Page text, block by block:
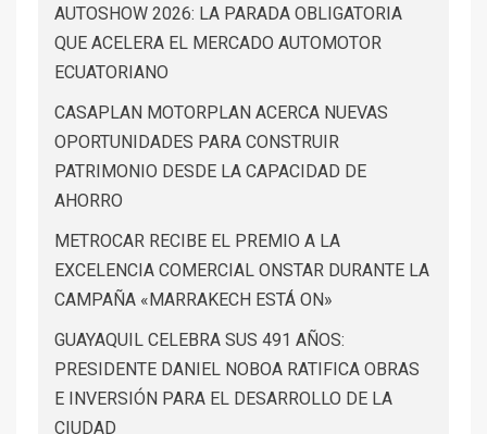
AUTOSHOW 2026: LA PARADA OBLIGATORIA
QUE ACELERA EL MERCADO AUTOMOTOR
ECUATORIANO
CASAPLAN MOTORPLAN ACERCA NUEVAS
OPORTUNIDADES PARA CONSTRUIR
PATRIMONIO DESDE LA CAPACIDAD DE
AHORRO
METROCAR RECIBE EL PREMIO A LA
EXCELENCIA COMERCIAL ONSTAR DURANTE LA
CAMPAÑA «MARRAKECH ESTÁ ON»
GUAYAQUIL CELEBRA SUS 491 AÑOS:
PRESIDENTE DANIEL NOBOA RATIFICA OBRAS
E INVERSIÓN PARA EL DESARROLLO DE LA
CIUDAD